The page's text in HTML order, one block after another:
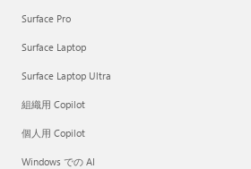
Surface Pro
Surface Laptop
Surface Laptop Ultra
組織用 Copilot
個人用 Copilot
Windows での AI